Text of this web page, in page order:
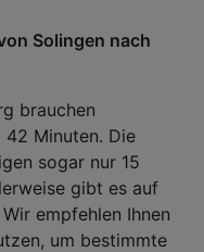
Solingen nach
brauchen
Minuten. Die
sogar nur 15
gibt es auf
empfehlen Ihnen
um bestimmte